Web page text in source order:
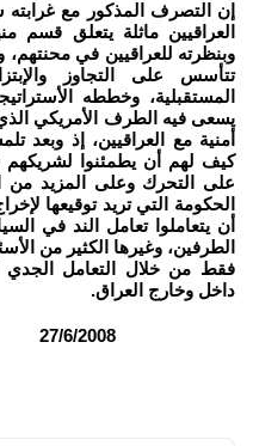
إن التصرف المذكور مع
العراقيين ماثلة يتعلق قسم
وبنظرته للعراقيين في محنتهم،
تتأسس على التجاوز
المستقبلية، وخططه
يسعى فيه الطرف الأمريكي
أمنية مع العراقيين، إذ
كيف لهم أن يطمئنوا لشريكهم
على التحرك وعلى المزيد من
الحكومة التي تريد توقيعها
أن يتعاملوا تعامل الند في
الطرفين، وغيرها الكثير من
فقط من خلال التعامل الجدي
داخل وخارج العراق.